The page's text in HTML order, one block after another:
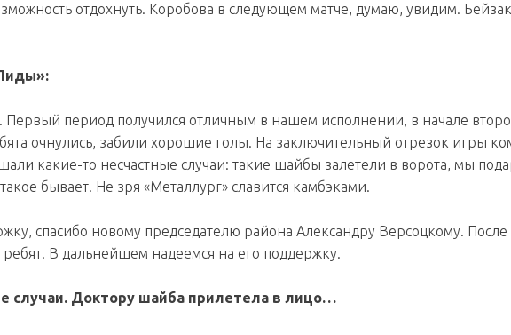
отдохнуть. Коробова в следующем матче, думаю, увидим.
период получился отличным в нашем исполнении, в начале
очнулись, забили хорошие голы. На заключительный отрезок игры
какие-то несчастные случаи: такие шайбы залетели в ворота, мы
бывает. Не зря «Металлург» славится камбэками.
спасибо новому председателю района Александру Версоцкому.
В дальнейшем надеемся на его поддержку.
случаи. Доктору шайба прилетела в лицо…